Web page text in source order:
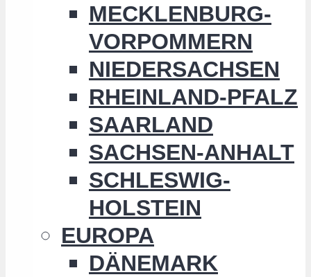
MECKLENBURG-
VORPOMMERN
NIEDERSACHSEN
RHEINLAND-PFALZ
SAARLAND
SACHSEN-ANHALT
SCHLESWIG-
HOLSTEIN
EUROPA
DÄNEMARK